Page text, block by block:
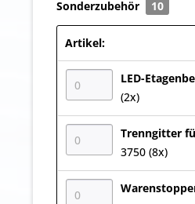
Sonderzubehör 10
Artikel:
LED-
(2x)
Trenngitter
3750 (8x)